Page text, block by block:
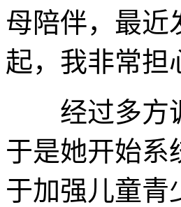
母陪伴，最近
起，我非常担
经过多方调
于是她开始系
于加强儿童青